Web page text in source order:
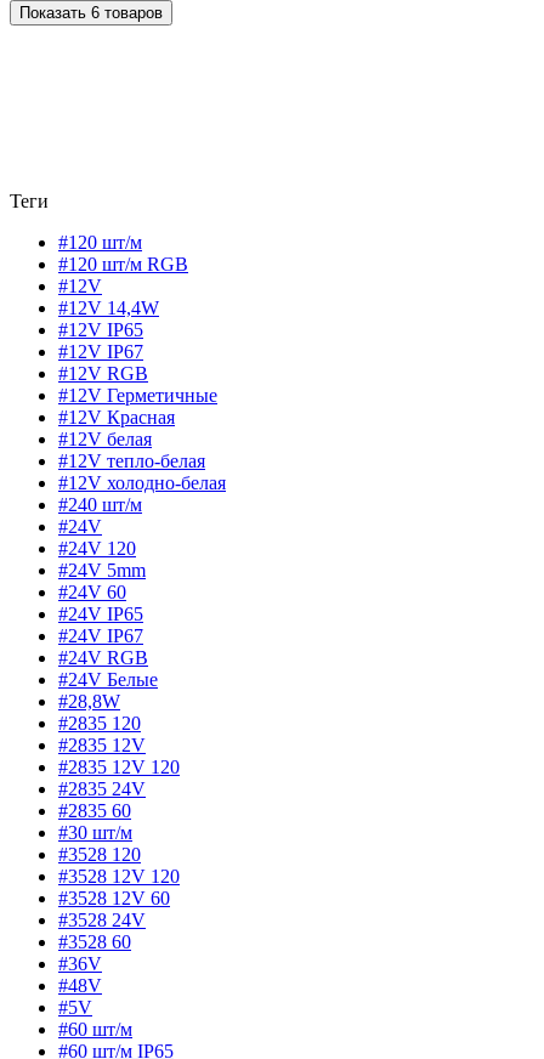
Показать 6 товаров
Теги
#120 шт/м
#120 шт/м RGB
#12V
#12V 14,4W
#12V IP65
#12V IP67
#12V RGB
#12V Герметичные
#12V Красная
#12V белая
#12V тепло-белая
#12V холодно-белая
#240 шт/м
#24V
#24V 120
#24V 5mm
#24V 60
#24V IP65
#24V IP67
#24V RGB
#24V Белые
#28,8W
#2835 120
#2835 12V
#2835 12V 120
#2835 24V
#2835 60
#30 шт/м
#3528 120
#3528 12V 120
#3528 12V 60
#3528 24V
#3528 60
#36V
#48V
#5V
#60 шт/м
#60 шт/м IP65